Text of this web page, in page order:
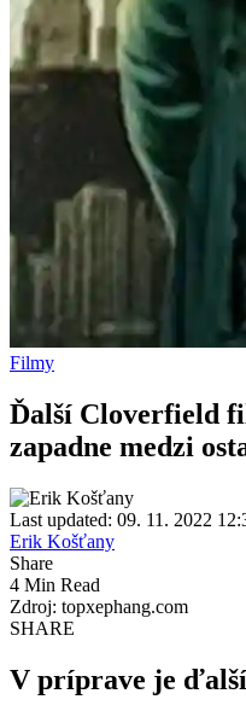
Filmy
Ďalší Cloverfield
zapadne medzi
Last updated: 09. 11. 2022
Erik Košťany
Share
4 Min Read
Zdroj: topxephang.com
SHARE
V príprave je